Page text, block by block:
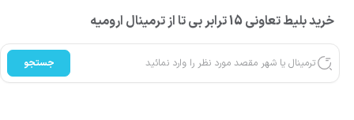
خرید بلیط تعاونی 15 ترابر بی تا از ترمینال ارومیه
جستجو